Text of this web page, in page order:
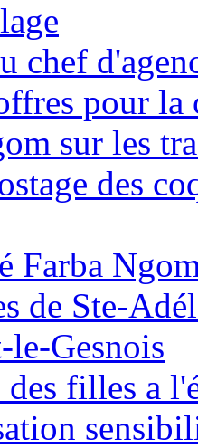
chef
pour la
sur les
des
Farba
de Ste-
Gesnois
filles a